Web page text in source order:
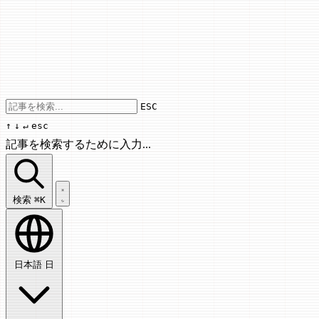
Use arrow keys to navigate results,
ESC
↑ ↓ ↵ esc
記事を検索するために入力...
記事を検索...
検索 ⌘K
日本語 日